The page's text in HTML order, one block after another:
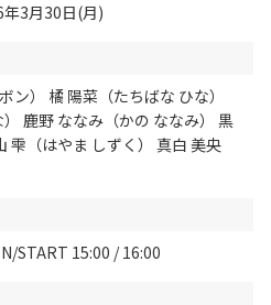
3月30日(月)
） 橘 陽菜（たちばな ひな）
鹿野 ななみ（かの ななみ） 黒
雫（はやま しずく） 真白 美央
START 15:00 / 16:00